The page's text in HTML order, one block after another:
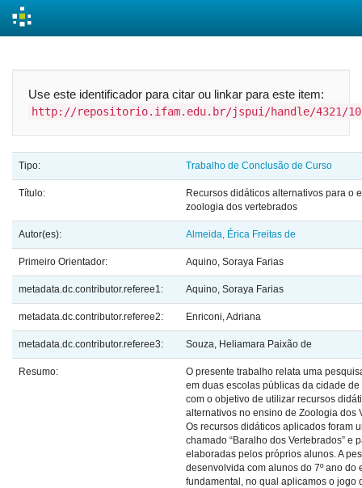
Use este identificador para citar ou linkar para este item:
http://repositorio.ifam.edu.br/jspui/handle/4321/
Tipo: Trabalho de Conclusão de Curso
Título:
Recursos didáticos alternativos para o
zoologia dos vertebrados
Autor(es): Almeida, Érica Freitas de
Primeiro Orientador: Aquino, Soraya Farias
metadata.dc.contributor.referee1: Aquino, Soraya Farias
metadata.dc.contributor.referee2: Enriconi, Adriana
metadata.dc.contributor.referee3: Souza, Heliamara Paixão de
Resumo:
O presente trabalho relata uma
em duas escolas públicas da cidade de
com o objetivo de utilizar recursos
alternativos no ensino de Zoologia dos
Os recursos didáticos aplicados foram
chamado “Baralho dos Vertebrados” e
elaboradas pelos próprios alunos. A
desenvolvida com alunos do 7º ano do
fundamental, no qual aplicamos o jogo